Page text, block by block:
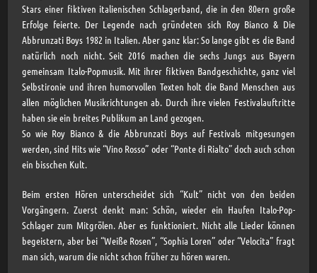
Stars einer fiktiven italienischen Schlagerband, die in den 80ern große
Erfolge feierte. Der Legende nach gründeten sich Roy Bianco & Die
Abbrunzati Boys 1982 in Italien. Aber ganz klar: So lange gibt es die Band
natürlich noch nicht. Seit 2016 machen die sechs Jungs aus Bayern
gemeinsam Italo-Popmusik. Mit ihrer fiktiven Bandgeschichte, ganz viel
Selbstironie und ihren humorvollen Texten holt die Band Menschen aus
allen möglichen Musikrichtungen ab. Durch ihre vielen Festivalauftritte
haben sie ein breites Publikum an Land gezogen.
So wie Roy Bianco & die Abbrunzati Boys auf Festivals mitgesungen
werden, sind Hits wie “Vino Rosso” oder “Ponte di Rialto” doch auch schon
ein bisschen Kult.
Beim ersten Hören unterscheidet sich “Kult” nicht von den beiden
Vorgängern. Zuerst denkt man: Schön, wieder ein Haufen Italo-Pop-
Schlager zum Mitgrölen. Aber es funktioniert. Nicht alle Lieder können
begeistern, aber bei “Weiße Rosen”, “Sophia Loren” oder “Velocita” fragt
man sich, warum die nicht schon früher zu hören waren.